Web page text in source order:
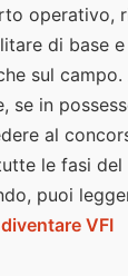
operativo,
di base
sul campo.
se in
al
le fasi del
puoi
VFI